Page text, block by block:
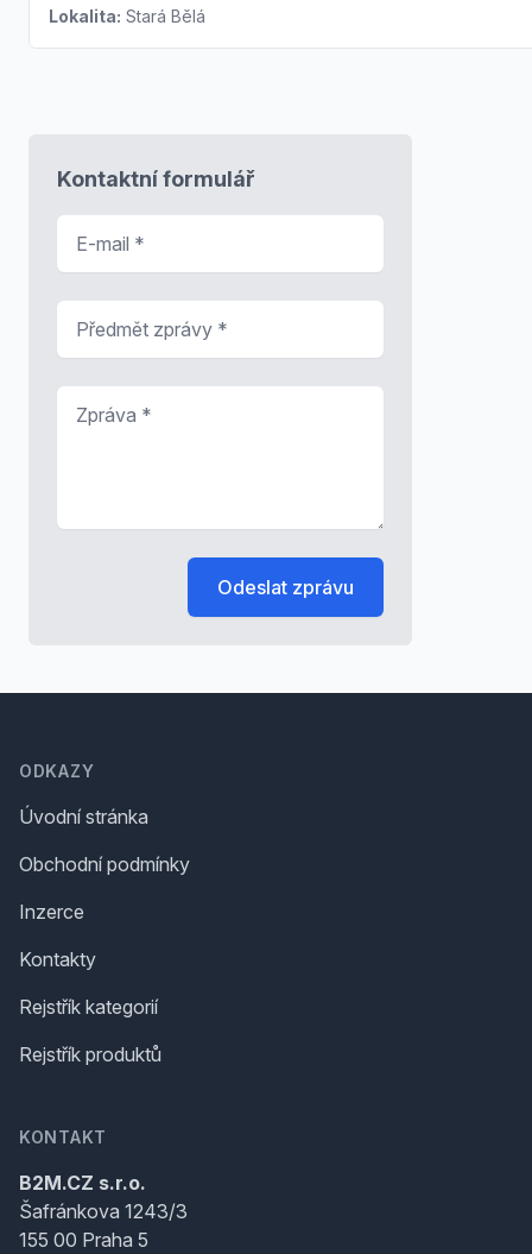
Lokalita: Stará Bělá
Kontaktní formulář
Odeslat zprávu
ODKAZY
Úvodní stránka
Obchodní podmínky
Inzerce
Kontakty
Rejstřík kategorií
Rejstřík produktů
KONTAKT
B2M.CZ s.r.o.
Šafránkova 1243/3
155 00 Praha 5